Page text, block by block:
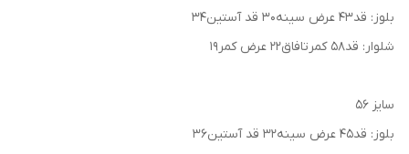
بلوز: قد۴۳ عرض سینه۳۰ قد آستین۳۴
شلوار: قد۵۸ کمرتافاق۲۲ عرض کمر۱۹
سایز ۵۶
بلوز: قد۴۵ عرض سینه۳۲ قد آستین۳۶